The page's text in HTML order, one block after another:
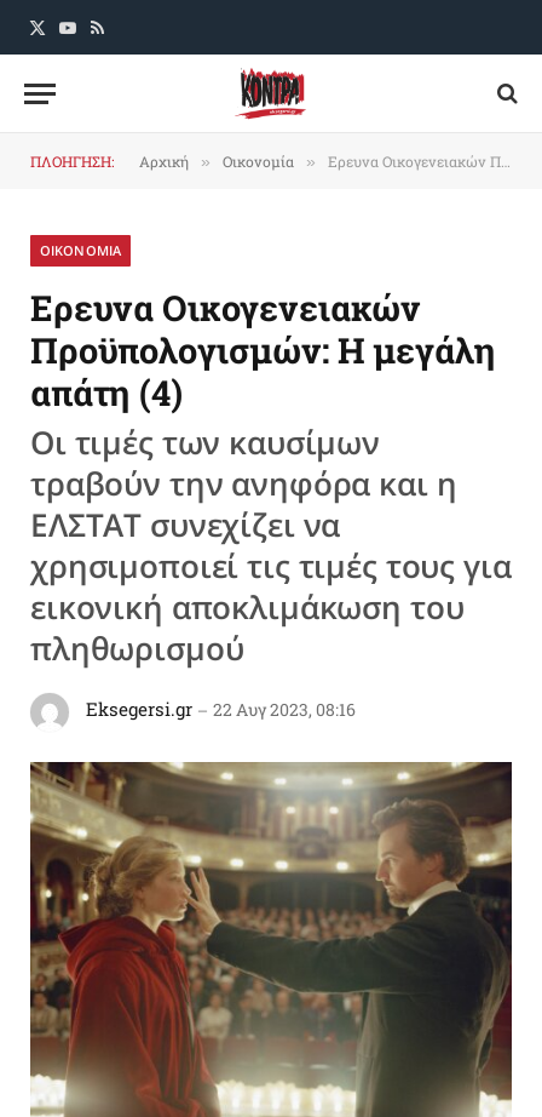
X
YouTube
RSS
ΠΛΟΗΓΗΣΗ: Αρχική » Οικονομία » Ερευνα Οικογενειακών Προϋπολογισμών: Η μεγάλη απάτη (4)
ΟΙΚΟΝΟΜΙΑ
Ερευνα Οικογενειακών
Προϋπολογισμών: Η μεγάλη
απάτη (4)
Οι τιμές των καυσίμων
τραβούν την ανηφόρα και η
ΕΛΣΤΑΤ συνεχίζει να
χρησιμοποιεί τις τιμές τους για
εικονική αποκλιμάκωση του
πληθωρισμού
Eksegersi.gr 22 Αυγ 2023, 08:16